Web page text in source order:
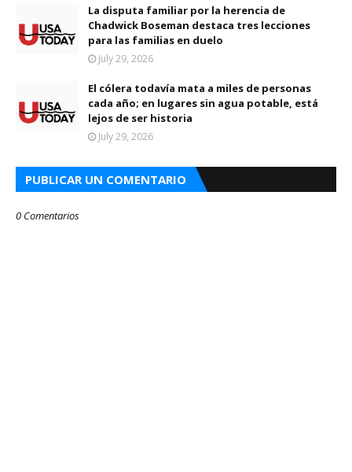
La disputa familiar por la herencia de
Chadwick Boseman destaca tres lecciones
para las familias en duelo
July 29, 2026
El cólera todavía mata a miles de personas
cada año; en lugares sin agua potable, está
lejos de ser historia
July 29, 2026
PUBLICAR UN COMENTARIO
0 Comentarios